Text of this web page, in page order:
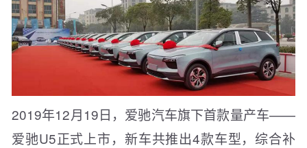
2019年12月19日，爱驰汽车旗下首款量产车——
爱驰U5正式上市，新车共推出4款车型，综合补